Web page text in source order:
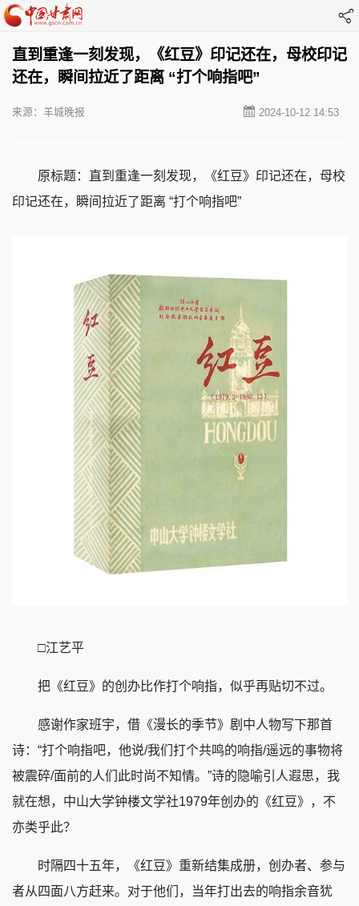
直到重逢一刻发现，《红豆》印记还在，母校印记
还在，瞬间拉近了距离 “打个响指吧”
2024-10-12 14:53
来源：羊城晚报
原标题：直到重逢一刻发现，《红豆》印记还在，母校
印记还在，瞬间拉近了距离 “打个响指吧”
□江艺平
把《红豆》的创办比作打个响指，似乎再贴切不过。
感谢作家班宇，借《漫长的季节》剧中人物写下那首
诗：“打个响指吧，他说/我们打个共鸣的响指/遥远的事物将
被震碎/面前的人们此时尚不知情。”诗的隐喻引人遐思，我
就在想，中山大学钟楼文学社1979年创办的《红豆》，不
亦类乎此？
时隔四十五年，《红豆》重新结集成册，创办者、参与
者从四面八方赶来。对于他们，当年打出去的响指余音犹